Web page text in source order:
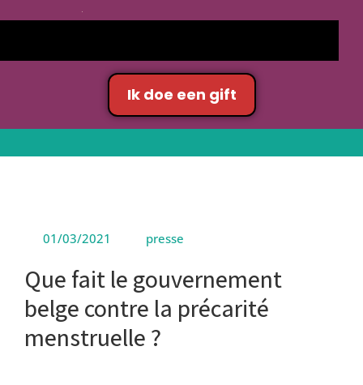
Ik doe een gift
Que fait le gouvernement belge contre la précarité menstruelle ?
01/03/2021 presse
Que fait le gouvernement
belge contre la précarité
menstruelle ?